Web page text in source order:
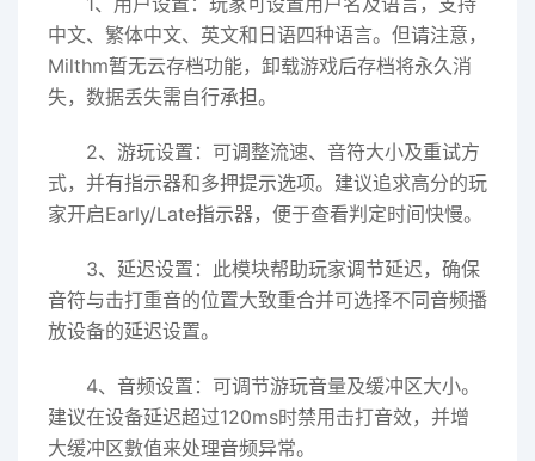
中文、繁体中文、英文和日语四种语言。但请注意，
Milthm暂无云存档功能，卸载游戏后存档将永久消
失，数据丢失需自行承担。
2、游玩设置：可调整流速、音符大小及重试方
式，并有指示器和多押提示选项。建议追求高分的玩
家开启Early/Late指示器，便于查看判定时间快慢。
3、延迟设置：此模块帮助玩家调节延迟，确保
音符与击打重音的位置大致重合并可选择不同音频播
放设备的延迟设置。
4、音频设置：可调节游玩音量及缓冲区大小。
建议在设备延迟超过120ms时禁用击打音效，并增
大缓冲区數值来处理音频异常。